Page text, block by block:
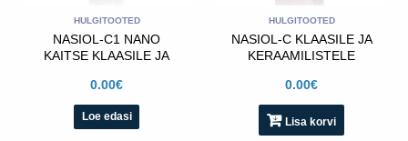
HULGITOOTED
NASIOL-C1 NANO
KAITSE KLAASILE JA
PINDADELE- 1L
0.00€
Loe edasi
HULGITOOTED
NASIOL-C KLAASILE JA
KERAAMILISTELE
0.00€
Lisa korvi